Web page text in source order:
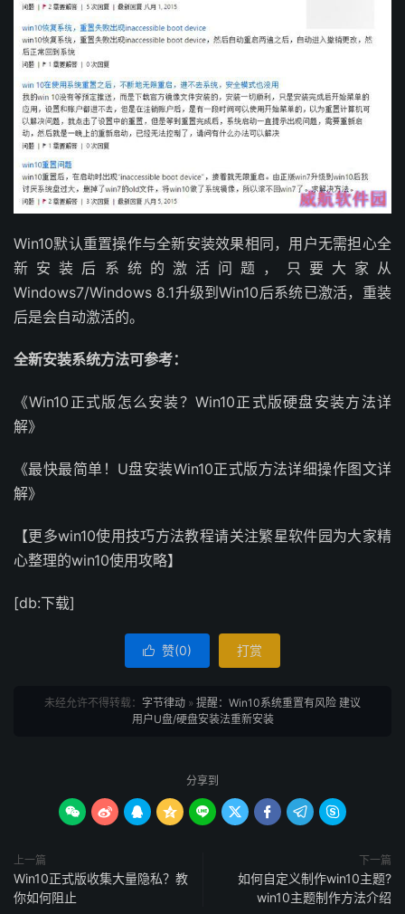
Win10默认重置操作与全新安装效果相同，用户无需担心全
新安装后系统的激活问题，只要大家从
Windows7/Windows 8.1升级到Win10后系统已激活，重装
后是会自动激活的。
全新安装系统方法可参考：
《Win10正式版怎么安装？Win10正式版硬盘安装方法详
解》
《最快最简单！U盘安装Win10正式版方法详细操作图文详
解》
【更多win10使用技巧方法教程请关注繁星软件园为大家精
心整理的win10使用攻略】
[db:下载]
 赞(0) 打赏
未经允许不得转载： 字节律动 » 提醒：Win10系统重置有风险 建议
用户U盘/硬盘安装法重新安装
分享到
        
上一篇
Win10正式版收集大量隐私？教
你如何阻止
下一篇
如何自定义制作win10主题?
win10主题制作方法介绍